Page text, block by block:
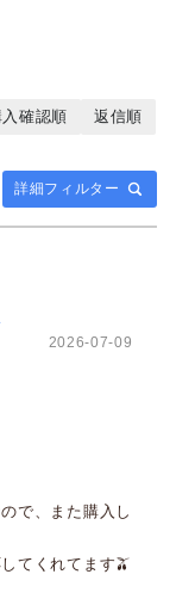
詳細フィルター
入確認順
返信順
2026-07-09
で、また購入し
てくれてます🫒